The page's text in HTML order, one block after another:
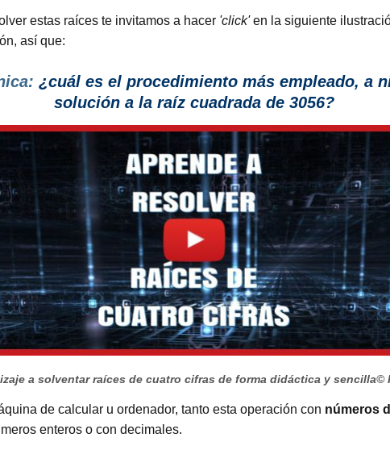
estas raíces te invitamos a hacer 'click'en la siguiente
así que:
¿cuál es el procedimiento más empleado, a
solución a la raíz cuadrada de 3056?
a solventar raíces de cuatro cifras de forma didáctica y sencilla©
de calcular u ordenador, tanto esta operación con números
enteros o con decimales.